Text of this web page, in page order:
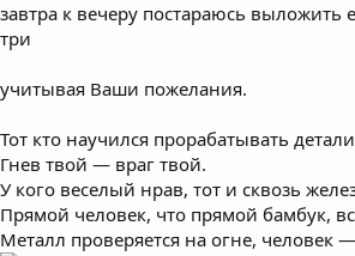
завтра к вечеру постараюсь выложить
три
учитывая Ваши пожелания.
Тот кто научился прорабатывать
Гнев твой — враг твой.
У кого веселый нрав, тот и сквозь
Прямой человек, что прямой бамбук,
Металл проверяется на огне, человек